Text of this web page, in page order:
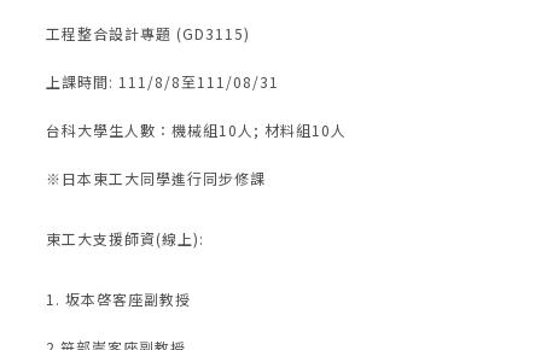
工程整合設計專題 (GD3115)
上課時間: 111/8/8至111/08/31
台科大學生人數：機械組10人; 材料組10人
※日本東工大同學進行同步修課
東工大支援師資(線上):
1. 坂本啓客座副教授